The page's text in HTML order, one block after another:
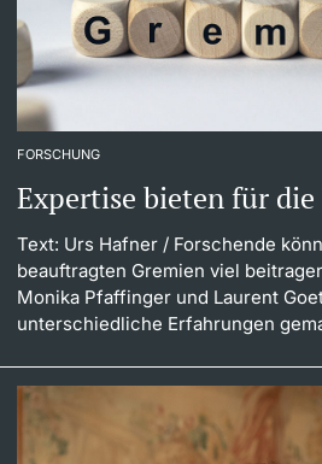
FORSCHUNG
Expertise bieten für
Text: Urs Hafner / Forschende
beauftragten Gremien viel
Monika Pfaffinger und Laurent
unterschiedliche Erfahrungen